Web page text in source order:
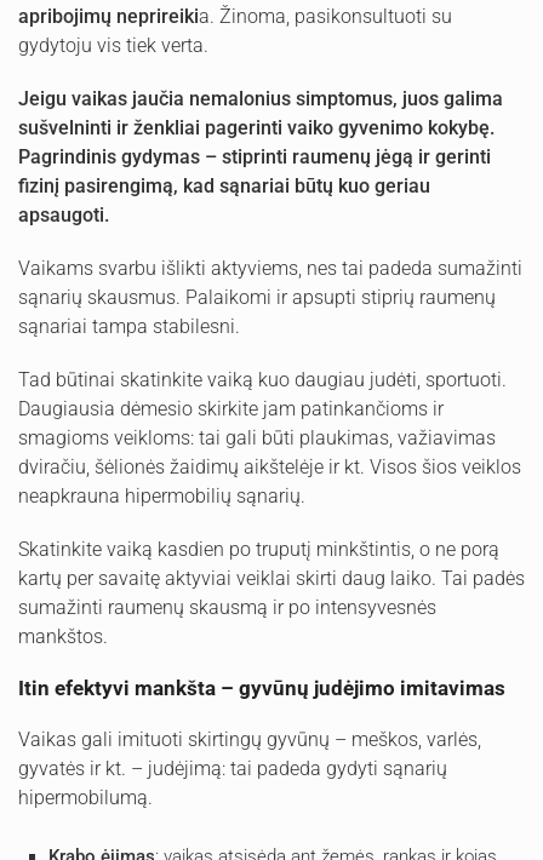
apribojimų neprireikia. Žinoma, pasikonsultuoti su
gydytoju vis tiek verta.
Jeigu vaikas jaučia nemalonius simptomus, juos galima
sušvelninti ir ženkliai pagerinti vaiko gyvenimo kokybę.
Pagrindinis gydymas – stiprinti raumenų jėgą ir gerinti
fizinį pasirengimą, kad sąnariai būtų kuo geriau
apsaugoti.
Vaikams svarbu išlikti aktyviems, nes tai padeda sumažinti
sąnarių skausmus. Palaikomi ir apsupti stiprių raumenų
sąnariai tampa stabilesni.
Tad būtinai skatinkite vaiką kuo daugiau judėti, sportuoti.
Daugiausia dėmesio skirkite jam patinkančioms ir
smagioms veikloms: tai gali būti plaukimas, važiavimas
dviračiu, šėlionės žaidimų aikštelėje ir kt. Visos šios veiklos
neapkrauna hipermobilių sąnarių.
Skatinkite vaiką kasdien po truputį minkštintis, o ne porą
kartų per savaitę aktyviai veiklai skirti daug laiko. Tai padės
sumažinti raumenų skausmą ir po intensyvesnės
mankštos.
Itin efektyvi mankšta – gyvūnų judėjimo imitavimas
Vaikas gali imituoti skirtingų gyvūnų – meškos, varlės,
gyvatės ir kt. – judėjimą: tai padeda gydyti sąnarių
hipermobilumą.